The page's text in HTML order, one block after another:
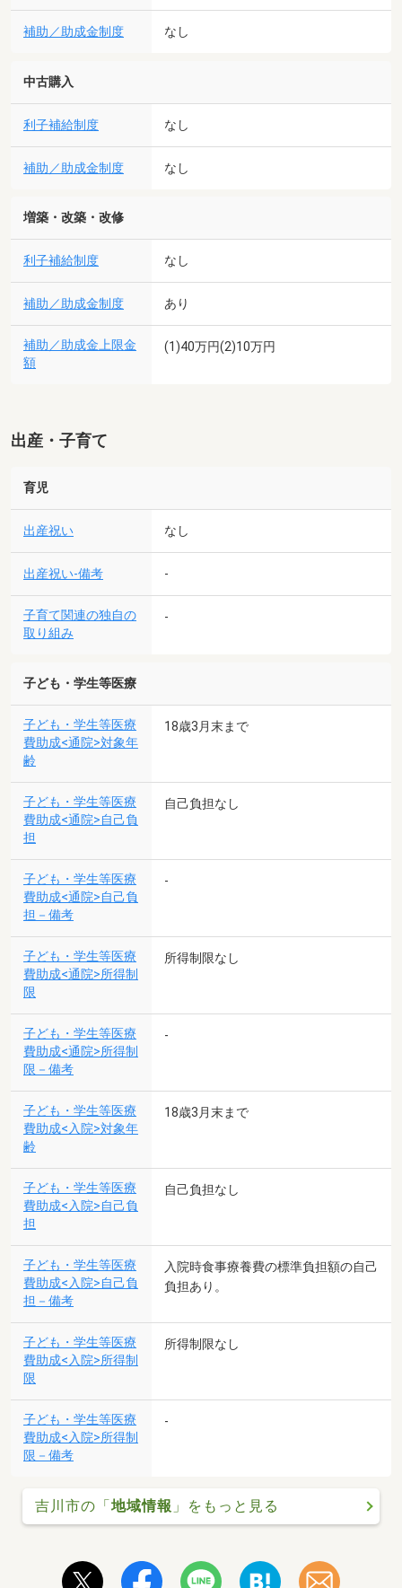
補助／助成金制度 なし
中古購入
利子補給制度 なし
補助／助成金制度 なし
増築・改築・改修
利子補給制度 なし
補助／助成金制度 あり
補助／助成金上限金
額
(1)40万円(2)10万円
出産・子育て
育児
出産祝い なし
出産祝い-備考 -
子育て関連の独自の
取り組み
-
子ども・学生等医療
子ども・学生等医療
費助成<通院>対象年
齢
18歳3月末まで
子ども・学生等医療
費助成<通院>自己負
担
自己負担なし
子ども・学生等医療
費助成<通院>自己負
担－備考
-
子ども・学生等医療
費助成<通院>所得制
限
所得制限なし
子ども・学生等医療
費助成<通院>所得制
限－備考
-
子ども・学生等医療
費助成<入院>対象年
齢
18歳3月末まで
子ども・学生等医療
費助成<入院>自己負
担
自己負担なし
子ども・学生等医療
費助成<入院>自己負
担－備考
入院時食事療養費の標準負担額の自己
負担あり。
子ども・学生等医療
費助成<入院>所得制
限
所得制限なし
子ども・学生等医療
費助成<入院>所得制
限－備考
-
吉川市の「 地域情報 」をもっと見る